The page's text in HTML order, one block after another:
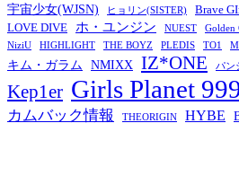
宇宙少女(WJSN)
ヒョリン(SISTER) Brave
LOVE DIVE
ホ・ユンジン NUEST Golden
NiziU HIGHLIGHT THE BOYZ PLEDIS TO1
キム・ガラム NMIXX IZ*ONE パン
Kep1er Girls Planet
カムバック情報 THEORIGIN HYBE